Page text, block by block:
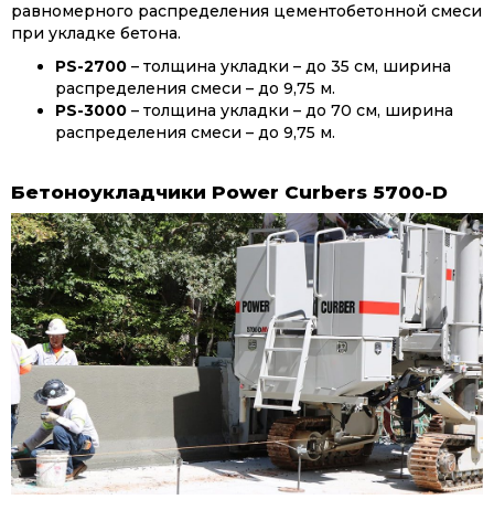
равномерного распределения цементобетонной смеси
при укладке бетона.
PS-2700 – толщина укладки – до 35 см, ширина
распределения смеси – до 9,75 м.
PS-3000 – толщина укладки – до 70 см, ширина
распределения смеси – до 9,75 м.
Бетоноукладчики Power Curbers 5700-D